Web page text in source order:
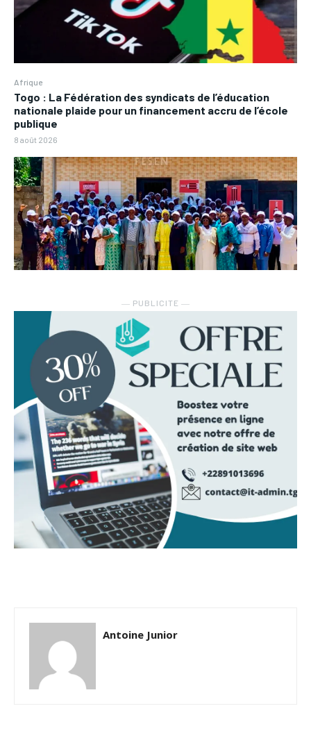
Afrique
Togo : La Fédération des syndicats de l’éducation
nationale plaide pour un financement accru de l’école
publique
8 août 2026
― PUBLICITE ―
Antoine Junior